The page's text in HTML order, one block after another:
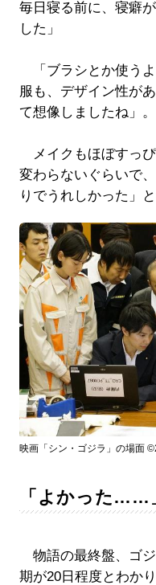
毎日寝る前に、寝癖
した」
「ブラシとか使う
服も、デザイン性が
て想像しましたね」。
メイクもほぼすっ
変わらないぐらいで
りでうれしかった」
映画「シン・ゴジラ」の場面
「よかった……
物語の最終盤、ゴ
期が20日程度とわか